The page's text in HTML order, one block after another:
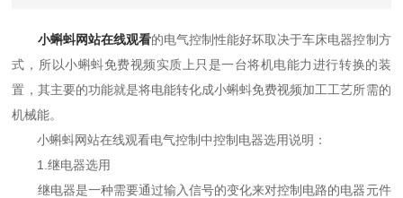
小蝌蚪网站在线观看的电气控制性能好坏取决于车床电器控制方
式，所以小蝌蚪免费视频实质上只是一台将机电能力进行转换的装
置，其主要的功能就是将电能转化成小蝌蚪免费视频加工工艺所需的
机械能。
小蝌蚪网站在线观看电气控制中控制电器选用说明：
1.继电器选用
继电器是一种需要通过输入信号的变化来对控制电路的电器元件